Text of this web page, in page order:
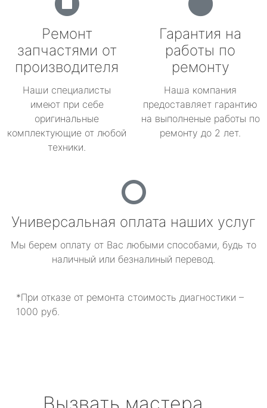
Ремонт
запчастями от
производителя
Наши специалисты
имеют при себе
оригинальные
комплектующие от любой
техники.
Гарантия на
работы по
ремонту
Наша компания
предоставляет гарантию
на выполненые работы по
ремонту до 2 лет.
Универсальная оплата наших услуг
Мы берем оплату от Вас любыми способами, будь то
наличный или безналиный перевод.
*При отказе от ремонта стоимость диагностики –
1000 руб.